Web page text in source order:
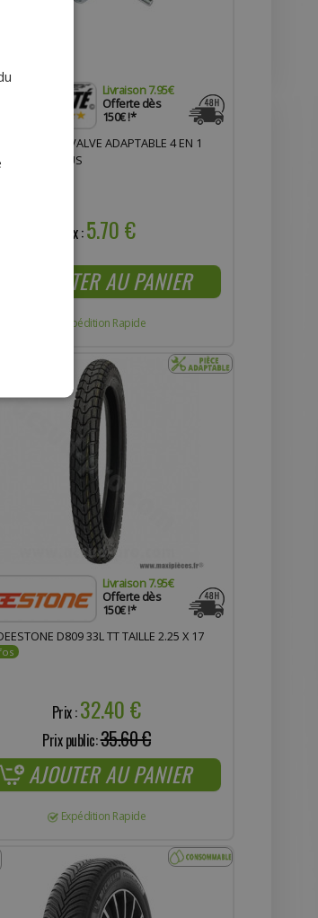
Livraison 7.95€
Offerte dès
150€ !*
RÉPARATION VALVE ADAPTABLE 4 EN 1
OBUS
Prix :5.70 €
AJOUTER AU PANIER
Expédition Rapide
Livraison 7.95€
Offerte dès
150€ !*
D809 33L TT TAILLE 2.25 X 17
Prix :32.40 €
Prix public:35.60 €
AJOUTER AU PANIER
Expédition Rapide